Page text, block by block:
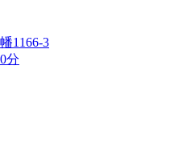
1166-3
分